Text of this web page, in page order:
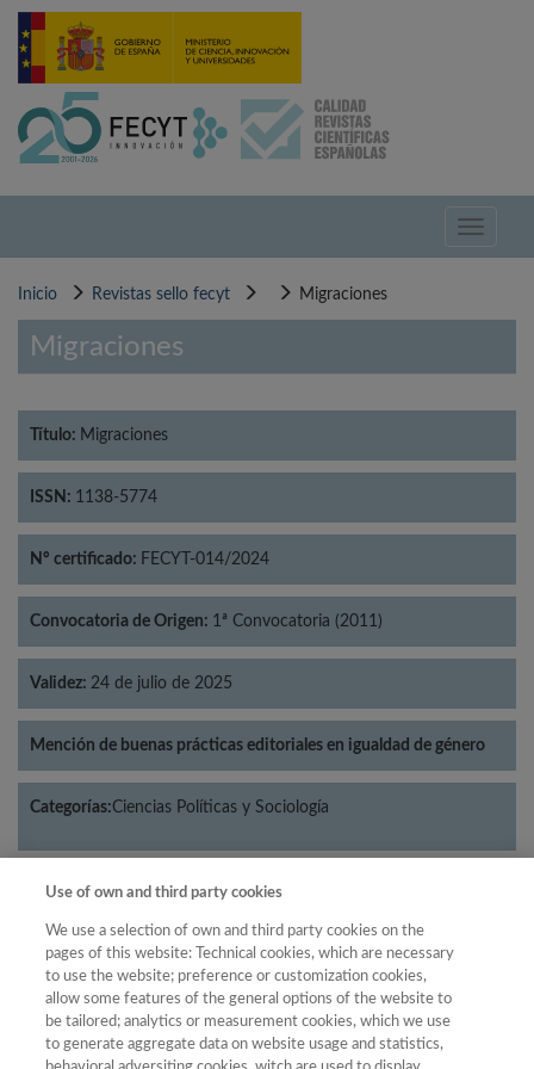
Pasar
contenido
Toggle
Inicio Revistas sello fecyt Migraciones
Migraciones
Título: Migraciones
ISSN: 1138-5774
Nº certificado: FECYT-014/2024
Convocatoria de Origen: 1ª Convocatoria (2011)
Validez: 24 de julio de 2025
Mención de buenas prácticas editoriales en igualdad de género
Categorías:Ciencias Políticas y Sociología
Año
Año
Filtrar
Use of own and third party cookies
We use a selection of own and third party cookies on the
pages of this website: Technical cookies, which are necessary
to use the website; preference or customization cookies,
allow some features of the general options of the website to
be tailored; analytics or measurement cookies, which we use
to generate aggregate data on website usage and statistics,